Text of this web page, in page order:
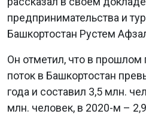
предпринимательства и
Башкортостан Рустем
Он отметил, что в прошлом
поток в Башкортостан
года и составил 3,5 млн.
млн. человек, в 2020-м –